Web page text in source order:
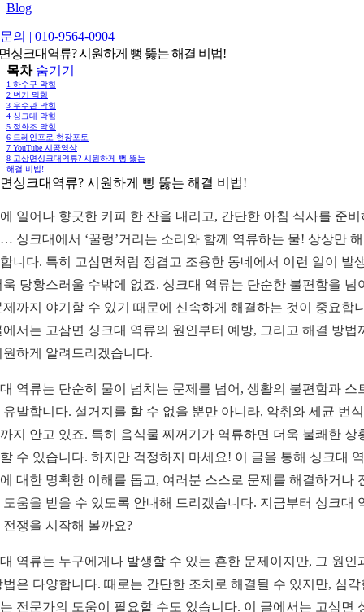
Blog
의 | 010-9564-0904
싱크대역류? 시원하게 뻥 뚫는 해결 비법!
목차 숨기기
1 하수구 막힘
2 변기 막힘
3 우수관 막힘
4 싱크대 막힘
5 정화조 막힘
6 드레인프로 현장포토
7 YouTube 시공영상
8 고삼면싱크대역류? 시원하게 뻥 뚫는
해결 비법!
싱크대역류? 시원하게 뻥 뚫는 해결 비법!
일어나 향긋한 커피 한 잔을 내리고, 간단한 아침 식사를 준비
싱크대에서 ‘꿀렁’거리는 소리와 함께 역류하는 물! 상상만
니다. 특히 고삼면처럼 정겹고 조용한 동네에서 이런 일이 발
욱 당황스러울 수밖에 없죠. 싱크대 역류는 단순한 불편함을 넘
제까지 야기할 수 있기 때문에 신속하게 해결하는 것이 중요합
에서는 고삼면 싱크대 역류의 원인부터 예방, 그리고 해결 방법
원하게 알려드리겠습니다.
역류는 단순히 물이 넘치는 문제를 넘어, 생활의 불편함과 스
유발합니다. 설거지를 할 수 없을 뿐만 아니라, 악취와 세균 번
지 안고 있죠. 특히 음식물 찌꺼기가 역류하면 더욱 불쾌한 상
수 있습니다. 하지만 걱정하지 마세요! 이 글을 통해 싱크대
대한 명확한 이해를 돕고, 여러분 스스로 문제를 해결하거나
도움을 받을 수 있도록 안내해 드리겠습니다. 지금부터 싱크대
전쟁을 시작해 볼까요?
역류는 누구에게나 발생할 수 있는 흔한 문제이지만, 그 원인
법은 다양합니다. 때로는 간단한 조치로 해결될 수 있지만, 심각
전문가의 도움이 필요할 수도 있습니다. 이 글에서는 고삼면